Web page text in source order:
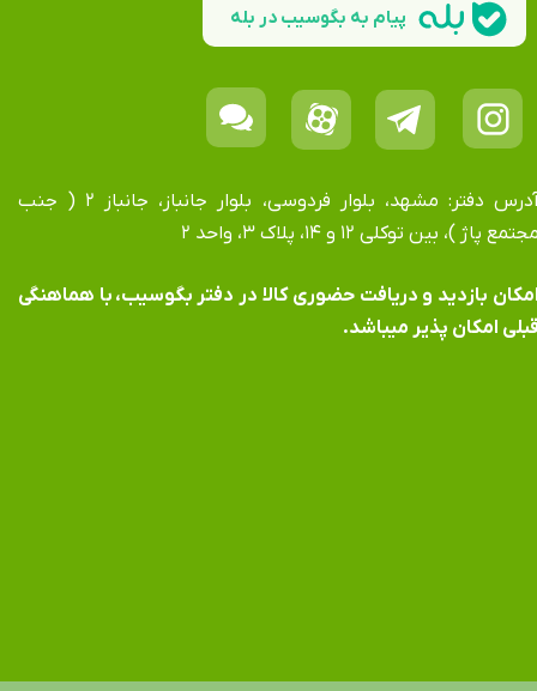
آدرس دفتر: مشهد، بلوار فردوسی، بلوار جانباز، جانباز ۲ ( جنب
پاژ )، بین توکلی ۱۲ و ۱۴، پلاک ۳، واحد ۲
بازدید و دریافت حضوری کالا در دفتر بگوسیب، با هماهنگی
امکان پذیر میباشد.
پیام به بگوسیب در بله